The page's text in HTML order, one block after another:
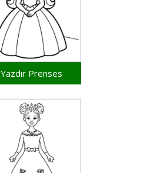
Yazdır Prenses